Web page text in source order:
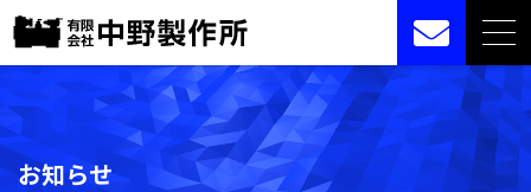
お知らせ